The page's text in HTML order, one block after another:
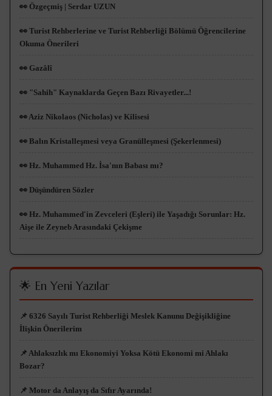
👀 Özgeçmiş | Serdar UZUN
👀 Turist Rehberlerine ve Turist Rehberliği Bölümü Öğrencilerine
Okuma Önerileri
👀 Gazâlî
👀 "Sahih" Kaynaklarda Geçen Bazı Rivayetler...!
👀 Aziz Nikolaos (Nicholas) ve Kilisesi
👀 Balın Kristalleşmesi veya Granülleşmesi (Şekerlenmesi)
👀 Hz. Muhammed Hz. İsa'nın Babası mı?
👀 Düşündüren Sözler
👀 Hz. Muhammed'in Zevceleri (Eşleri) ile Yaşadığı Sorunlar: Hz.
Aişe ile Zeyneb Arasındaki Çekişme
🌟 En Yeni Yazılar
📌 6326 Sayılı Turist Rehberliği Meslek Kanunu Değişikliğine
İlişkin Önerilerim
📌 Ahlaksızlık mı Ekonomiyi Yoksa Kötü Ekonomi mi Ahlakı
Bozar?
📌 Motor da Anlayış da Sıfır Ayarında!